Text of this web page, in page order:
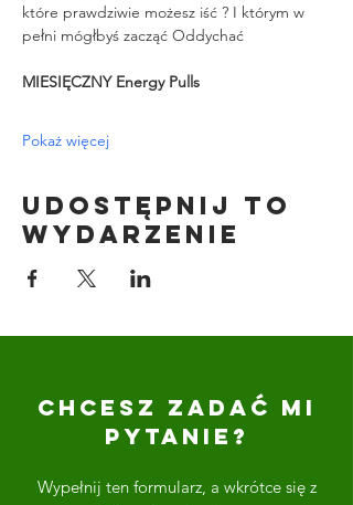
które prawdziwie możesz iść ? I którym w
pełni mógłbyś zacząć Oddychać
MIESIĘCZNY Energy Pulls
Pokaż więcej
Udostępnij to
wydarzenie
CHCESZ ZADAĆ MI
PYTANIE?
Wypełnij ten formularz, a wkrótce się z